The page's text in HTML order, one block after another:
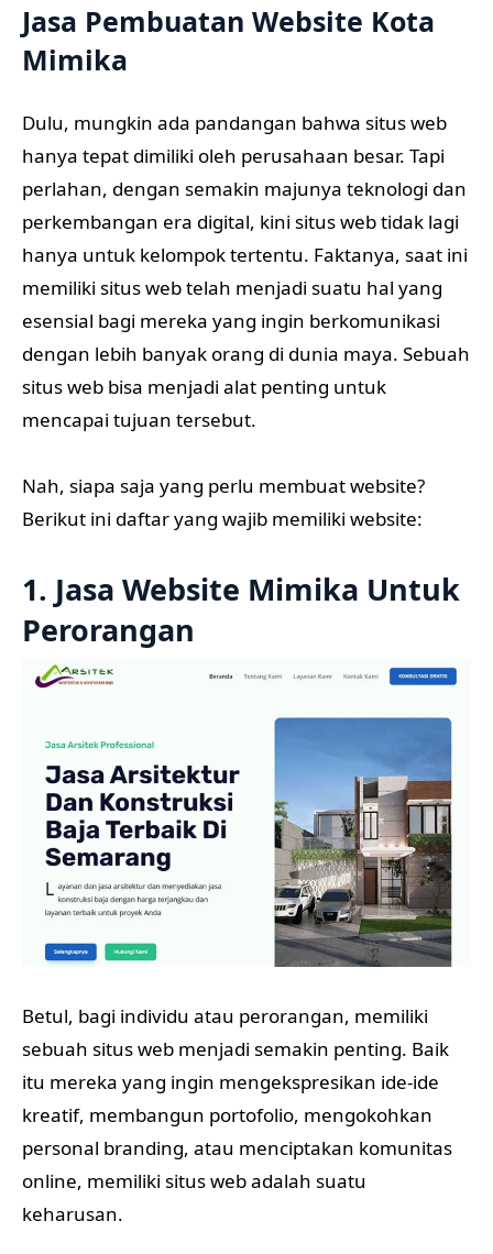
Jasa Pembuatan Website Kota
Mimika
Dulu, mungkin ada pandangan bahwa situs web
hanya tepat dimiliki oleh perusahaan besar. Tapi
perlahan, dengan semakin majunya teknologi dan
perkembangan era digital, kini situs web tidak lagi
hanya untuk kelompok tertentu. Faktanya, saat ini
memiliki situs web telah menjadi suatu hal yang
esensial bagi mereka yang ingin berkomunikasi
dengan lebih banyak orang di dunia maya. Sebuah
situs web bisa menjadi alat penting untuk
mencapai tujuan tersebut.
Nah, siapa saja yang perlu membuat website?
Berikut ini daftar yang wajib memiliki website:
1. Jasa Website Mimika Untuk
Perorangan
Betul, bagi individu atau perorangan, memiliki
sebuah situs web menjadi semakin penting. Baik
itu mereka yang ingin mengekspresikan ide-ide
kreatif, membangun portofolio, mengokohkan
personal branding, atau menciptakan komunitas
online, memiliki situs web adalah suatu
keharusan.